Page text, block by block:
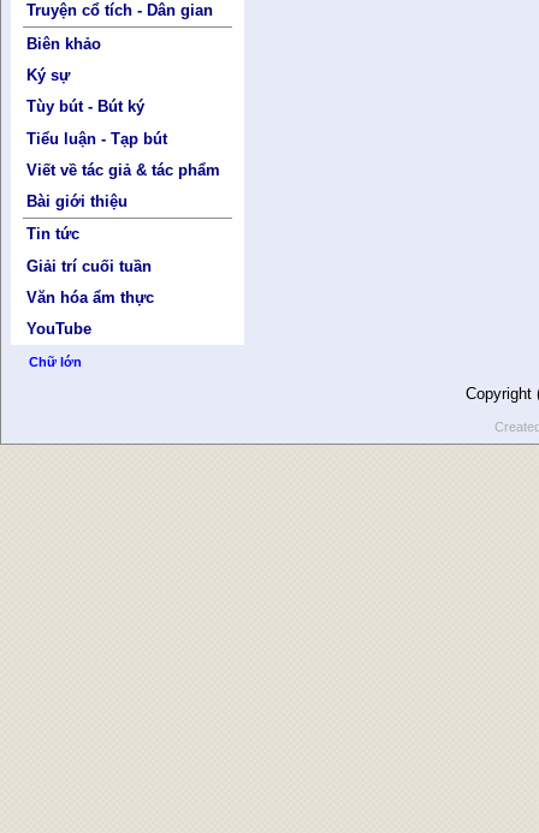
Truyện cổ tích - Dân gian
Biên khảo
Ký sự
Tùy bút - Bút ký
Tiểu luận - Tạp bút
Viết về tác giả & tác phẩm
Bài giới thiệu
Tin tức
Giải trí cuối tuần
Văn hóa ẩm thực
YouTube
Chữ lớn
Copyright